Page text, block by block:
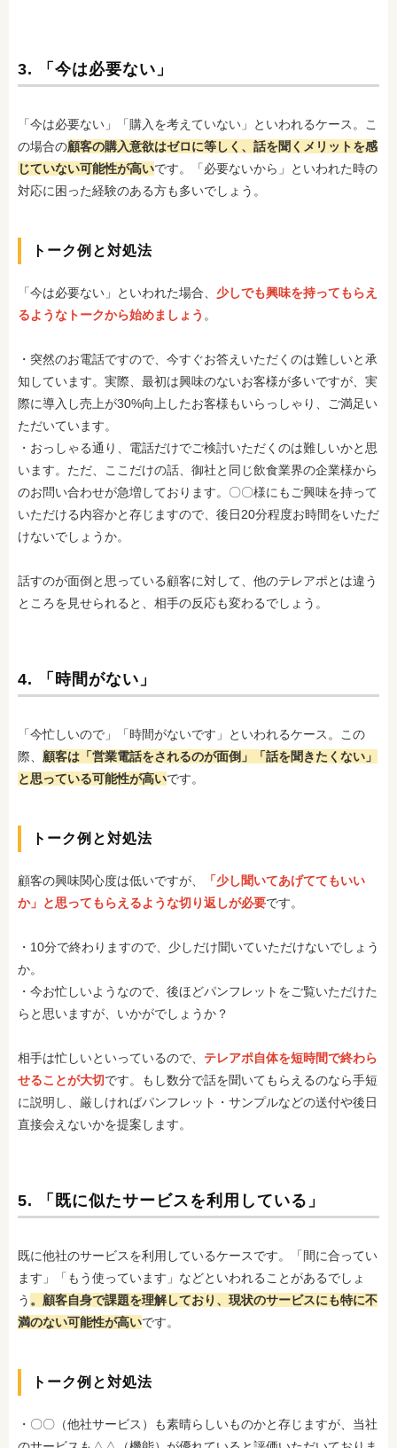
3. 「今は必要ない」
「今は必要ない」「購入を考えていない」といわれるケース。こ
の場合の顧客の購入意欲はゼロに等しく、話を聞くメリットを感
じていない可能性が高いです。「必要ないから」といわれた時の
対応に困った経験のある方も多いでしょう。
トーク例と対処法
「今は必要ない」といわれた場合、 少しでも興味を持ってもらえ
るようなトークから始めましょう 。
・突然のお電話ですので、今すぐお答えいただくのは難しいと承
知しています。実際、最初は興味のないお客様が多いですが、実
際に導入し売上が30%向上したお客様もいらっしゃり、ご満足い
ただいています。
・おっしゃる通り、電話だけでご検討いただくのは難しいかと思
います。ただ、ここだけの話、御社と同じ飲食業界の企業様から
のお問い合わせが急増しております。〇〇様にもご興味を持って
いただける内容かと存じますので、後日20分程度お時間をいただ
けないでしょうか。
話すのが面倒と思っている顧客に対して、他のテレアポとは違う
ところを見せられると、相手の反応も変わるでしょう。
4. 「時間がない」
「今忙しいので」「時間がないです」といわれるケース。この
際、 顧客は「営業電話をされるのが面倒」「話を聞きたくない」
と思っている可能性が高いです。
トーク例と対処法
顧客の興味関心度は低いですが、
「少し聞いてあげててもいい
か」と思ってもらえるような切り返しが必要です。
・10分で終わりますので、少しだけ聞いていただけないでしょう
か。
・今お忙しいようなので、後ほどパンフレットをご覧いただけた
らと思いますが、いかがでしょうか？
相手は忙しいといっているので、 テレアポ自体を短時間で終わら
せることが大切です。もし数分で話を聞いてもらえるのなら手短
に説明し、厳しければパンフレット・サンプルなどの送付や後日
直接会えないかを提案します。
5. 「既に似たサービスを利用している」
既に他社のサービスを利用しているケースです。「間に合ってい
ます」「もう使っています」などといわれることがあるでしょ
う 。顧客自身で課題を理解しており、現状のサービスにも特に不
満のない可能性が高いです。
トーク例と対処法
・〇〇（他社サービス）も素晴らしいものかと存じますが、当社